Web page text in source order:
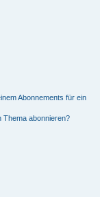
Abonnements für ein
Thema abonnieren?